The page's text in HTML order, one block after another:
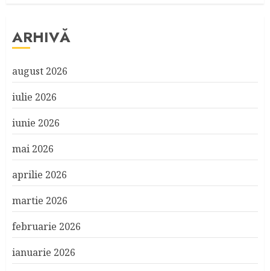
ARHIVĂ
august 2026
iulie 2026
iunie 2026
mai 2026
aprilie 2026
martie 2026
februarie 2026
ianuarie 2026